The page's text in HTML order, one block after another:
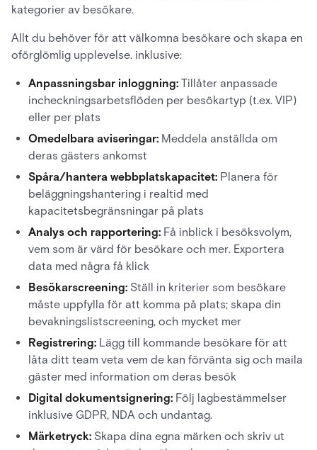
kategorier av besökare.
Allt du behöver för att välkomna besökare och skapa en
oförglömlig upplevelse. inklusive:
Anpassningsbar inloggning: Tillåter anpassade
incheckningsarbetsflöden per besökartyp (t.ex. VIP)
eller per plats
Omedelbara aviseringar: Meddela anställda om
deras gästers ankomst
Spåra/hantera webbplatskapacitet: Planera för
beläggningshantering i realtid med
kapacitetsbegränsningar på plats
Analys och rapportering: Få inblick i besöksvolym,
vem som är värd för besökare och mer. Exportera
data med några få klick
Besökarscreening: Ställ in kriterier som besökare
måste uppfylla för att komma på plats; skapa din
bevakningslistscreening, och mycket mer
Registrering: Lägg till kommande besökare för att
låta ditt team veta vem de kan förvänta sig och maila
gäster med information om deras besök
Digital dokumentsignering: Följ lagbestämmelser
inklusive GDPR, NDA och undantag.
Märketryck: Skapa dina egna märken och skriv ut